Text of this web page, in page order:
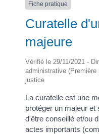
Fiche pratique
Curatelle
majeure
Vérifié le 29/11/2021 -
administrative
justice
La curatelle est une
protéger un majeur et
d'être conseillé et/ou
actes importants